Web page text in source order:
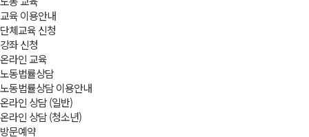
교육 이용안내
단체교육 신청
강좌 신청
온라인 교육
노동법률상담
노동법률상담 이용안내
온라인 상담 (일반)
온라인 상담 (청소년)
방문예약